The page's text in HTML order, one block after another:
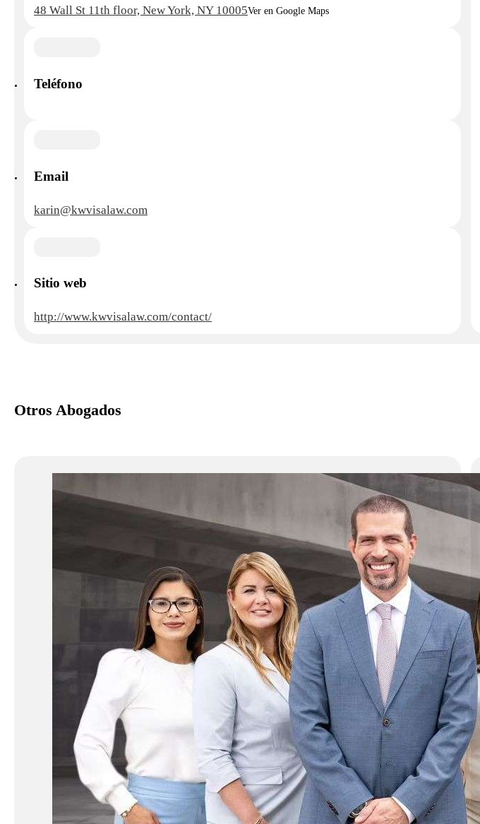
48 Wall St 11th floor, New York, NY 10005Ver en Google Maps
Teléfono
Email
karin@kwvisalaw.com
Sitio web
http://www.kwvisalaw.com/contact/
Otros Abogados